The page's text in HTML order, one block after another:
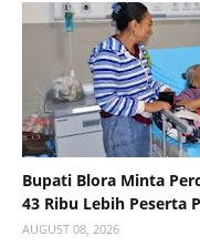
Bupati Blora Minta
43 Ribu Lebih Peserta
AUGUST 08, 2026